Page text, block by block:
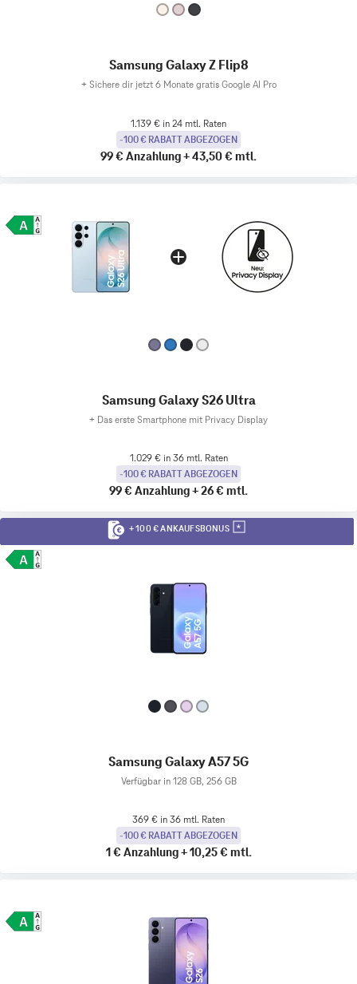
Samsung Galaxy Z Flip8
+ Sichere dir jetzt 6 Monate gratis Google AI Pro
1.139 € in 24 mtl. Raten
-100 € RABATT ABGEZOGEN
99 € Anzahlung+43,50 € mtl.
Samsung Galaxy S26 Ultra
+ Das erste Smartphone mit Privacy Display
1.029 € in 36 mtl. Raten
-100 € RABATT ABGEZOGEN
99 € Anzahlung+26 € mtl.
+ 100 € ANKAUFSBONUS
Samsung Galaxy A57 5G
Verfügbar in 128 GB, 256 GB
369 € in 36 mtl. Raten
-100 € RABATT ABGEZOGEN
1 € Anzahlung+10,25 € mtl.